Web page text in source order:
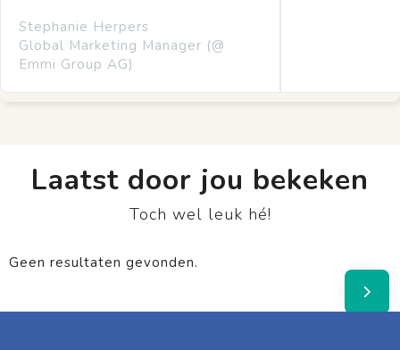
Stephanie Herpers
Global Marketing Manager (@
Emmi Group AG)
Laatst door jou bekeken
Toch wel leuk hé!
Geen resultaten gevonden.